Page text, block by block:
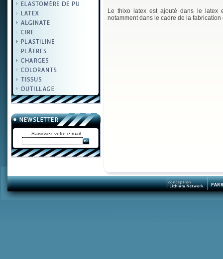
Saisissez votre e-mail
Le thixo latex est ajouté dans le latex
notamment dans le cadre de la fabrication